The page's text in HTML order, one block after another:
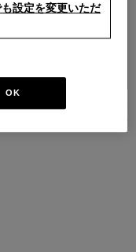
設定を変更いただ
OK